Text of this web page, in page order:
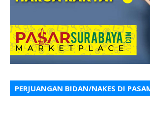
PERJUANGAN BIDAN/NAKES DI